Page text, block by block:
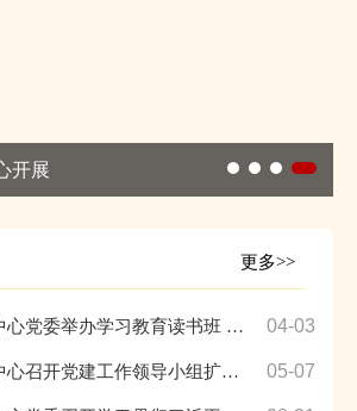
开展
更多>>
中国健康教育中心党委举办学习教育读书班 暨中心党委理论学习中... 04-03
中国健康教育中心召开党建工作领导小组扩大会议暨党纪学习教育动... 05-07